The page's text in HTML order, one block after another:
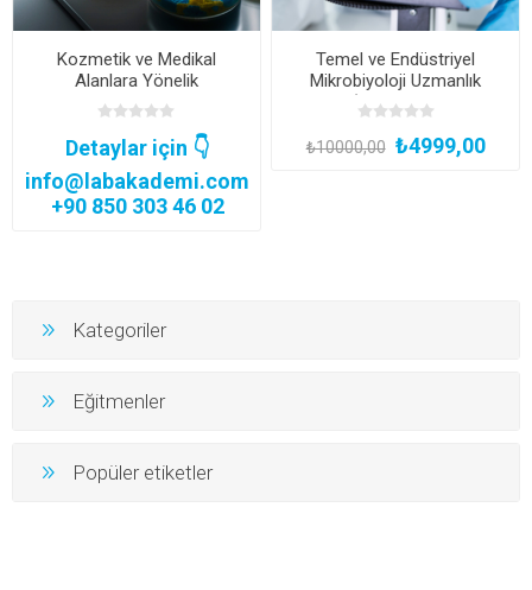
Kozmetik ve Medikal
Alanlara Yönelik
Mikrobiyolojik Metot
Validasyon Eğitimi
(Kurumsal Eğitim)
Detaylar için 👇
info@labakademi.com
+90 850 303 46 02
Temel ve Endüstriyel
Mikrobiyoloji Uzmanlık
Eğitimi (Yüz Yüze Bireysel
Uygulamalı veya Hibrit
Katılım)
₺10000,00 ₺4999,00
Kategoriler
Eğitmenler
Popüler etiketler